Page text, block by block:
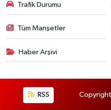
Trafik Durumu
Tüm Manşetler
Haber Arşivi
RSS Copyright